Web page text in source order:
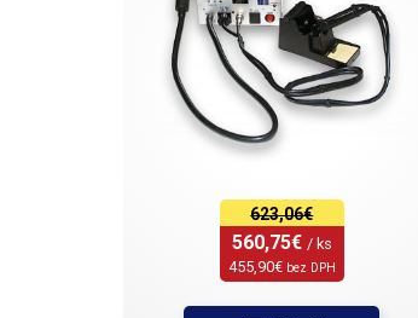
623,06€
560,75€ / ks
455,90€ bez DPH